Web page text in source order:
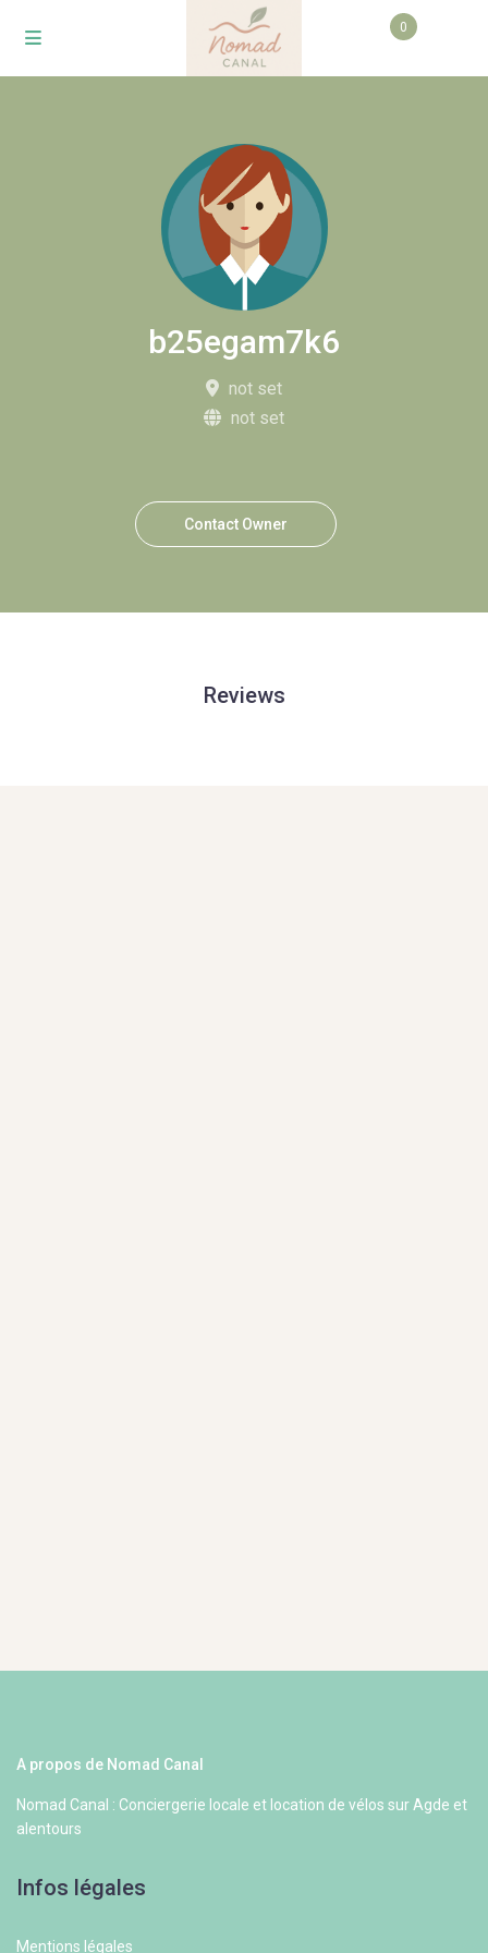
0
b25egam7k6
not set
not set
Contact Owner
Reviews
A propos de Nomad Canal
Nomad Canal : Conciergerie locale et location de vélos sur Agde et
alentours
Infos légales
Mentions légales